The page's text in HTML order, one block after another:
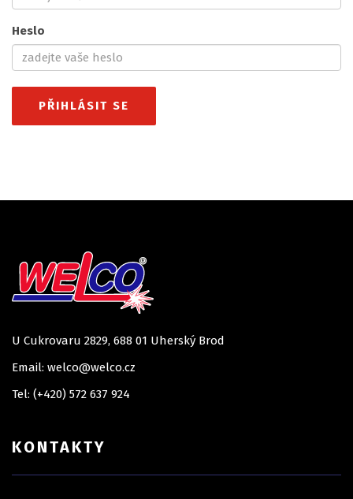
Heslo
U Cukrovaru 2829, 688 01 Uherský Brod
Email: welco@welco.cz
Tel: (+420) 572 637 924
KONTAKTY